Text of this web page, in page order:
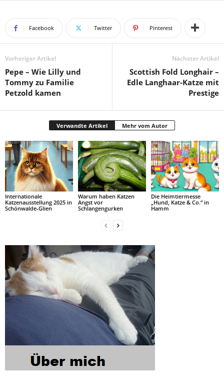
Facebook Twitter Pinterest
Vorheriger Artikel
Pepe – Wie Lilly und
Tommy zu Familie
Petzold kamen
Nächster Artikel
Scottish Fold Longhair –
Edle Langhaar-Katze mit
Prestige
Verwandte Artikel Mehr vom Autor
Internationale
Katzenausstellung 2025 in
Schönwalde-Glien
Warum haben Katzen
Angst vor
Schlangengurken
Die Heimtiermesse
„Hund, Katze & Co.“ in
Hamm